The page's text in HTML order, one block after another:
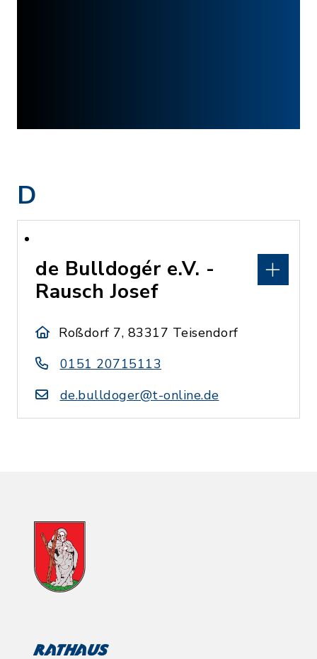
D
de Bulldogér e.V. -
Rausch Josef
Roßdorf 7, 83317 Teisendorf
0151 20715113
de.bulldoger@t-online.de
Rathaus